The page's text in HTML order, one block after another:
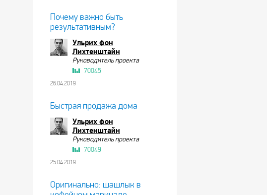
Почему важно быть
результативным?
Ульрих фон
Лихтенштайн
Руководитель проекта
70045
26.04.2019
Быстрая продажа дома
Ульрих фон
Лихтенштайн
Руководитель проекта
70049
25.04.2019
Оригинально: шашлык в